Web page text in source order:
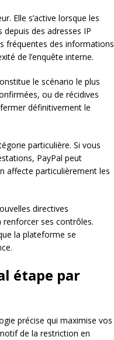
Elle s’active lorsque les
des adresses IP
fréquentes des informations
de l’enquête interne.
le scénario le plus
ou de récidives
définitivement le
particulière. Si vous
PayPal peut
affecte particulièrement les
directives
renforcer ses contrôles.
la plateforme se
étape par
précise qui maximise vos
de la restriction en